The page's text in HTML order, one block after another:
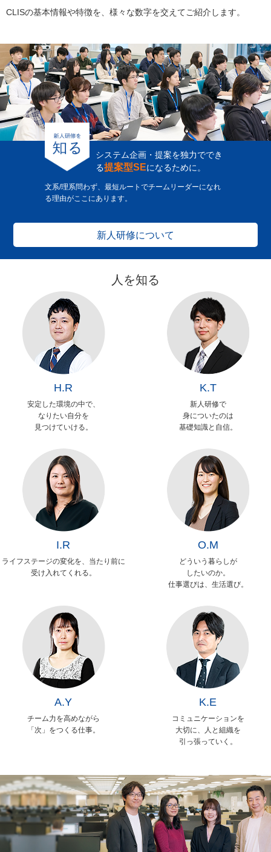
CLISの基本情報や特徴を、様々な数字を交えてご紹介します。
システム企画・提案を独力ででき
る提案型SEになるために。
文系/理系問わず、最短ルートでチームリーダーになれ
る理由がここにあります。
新人研修について
人を知る
H.R
安定した環境の中で、
なりたい自分を
見つけていける。
K.T
新人研修で
身についたのは
基礎知識と自信。
I.R
ライフステージの変化を、当たり前に
受け入れてくれる。
O.M
どういう暮らしが
したいのか。
仕事選びは、生活選び。
A.Y
チーム力を高めながら
「次」をつくる仕事。
K.E
コミュニケーションを
大切に、人と組織を
引っ張っていく。